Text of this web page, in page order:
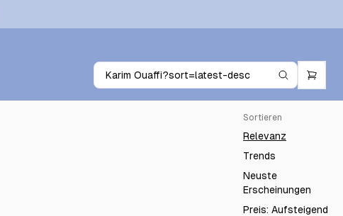
Sortieren
Relevanz
Trends
Neuste
Erscheinungen
Preis: Aufsteigend